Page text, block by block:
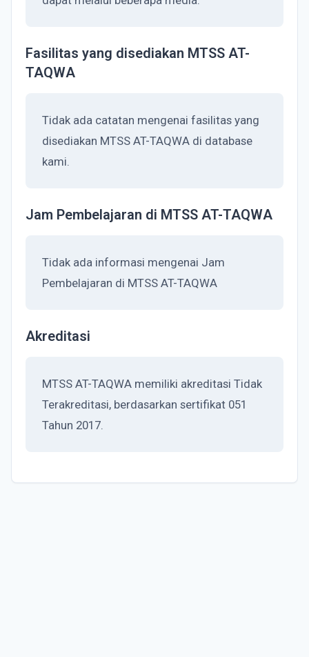
Fasilitas yang disediakan MTSS AT-
TAQWA
Tidak ada catatan mengenai fasilitas yang
disediakan MTSS AT-TAQWA di database
kami.
Jam Pembelajaran di MTSS AT-TAQWA
Tidak ada informasi mengenai Jam
Pembelajaran di MTSS AT-TAQWA
Akreditasi
MTSS AT-TAQWA memiliki akreditasi Tidak
Terakreditasi, berdasarkan sertifikat 051
Tahun 2017.